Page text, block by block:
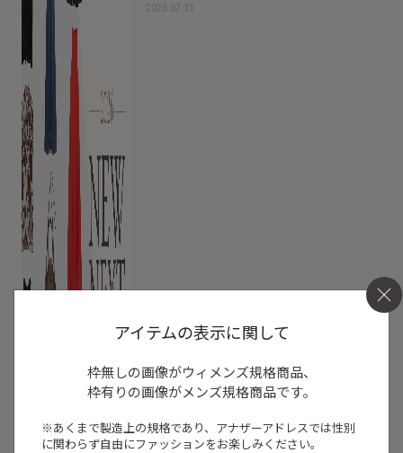
2026.07.31
アイテムの表示に関して
枠無しの画像がウィメンズ規格商品、
枠有りの画像がメンズ規格商品です。
※あくまで製造上の規格であり、アナザーアドレスでは性別
に関わらず自由にファッションをお楽しみください。